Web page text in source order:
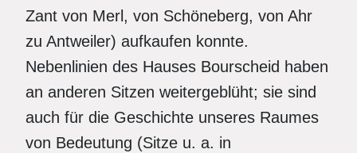
Zant von Merl, von Schöneberg, von Ahr
zu Antweiler) aufkaufen konnte.
Nebenlinien des Hauses Bourscheid haben
an anderen Sitzen weitergeblüht; sie sind
auch für die Geschichte unseres Raumes
von Bedeutung (Sitze u. a. in